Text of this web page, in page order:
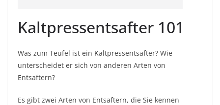
Kaltpressentsafter 101
Was zum Teufel ist ein Kaltpressentsafter? Wie
unterscheidet er sich von anderen Arten von
Entsaftern?
Es gibt zwei Arten von Entsaftern, die Sie kennen